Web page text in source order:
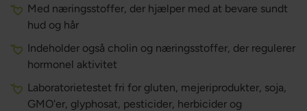
Med næringsstoffer, der hjælper med at bevare sundt
hud og hår
Indeholder også cholin og næringsstoffer, der regulerer
hormonel aktivitet
Laboratorietestet fri for gluten, mejeriprodukter, soja,
GMO'er, glyphosat, pesticider, herbicider og